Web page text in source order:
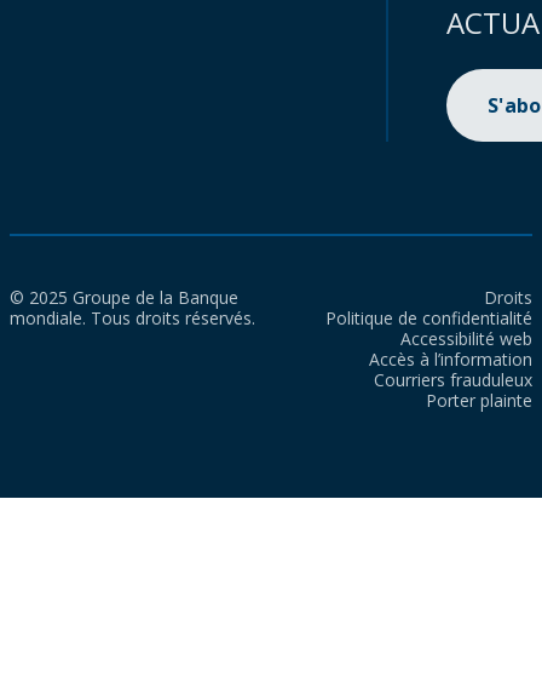
© 2025 Groupe de la Banque
mondiale. Tous droits réservés.
Droits
Politique de confidentialité
Accessibilité web
Accès à l’information
Courriers frauduleux
Porter plainte